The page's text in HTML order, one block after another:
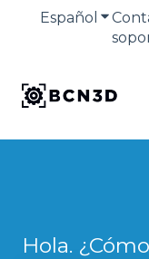
Español
Hola.